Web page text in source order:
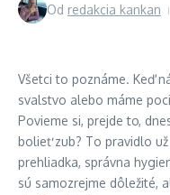
Od redakcia kankan
Všetci to poznáme. Keď
svalstvo alebo máme
Povieme si, prejde to,
bolieť zub? To pravidlo
prehliadka, správna
sú samozrejme dôležité,